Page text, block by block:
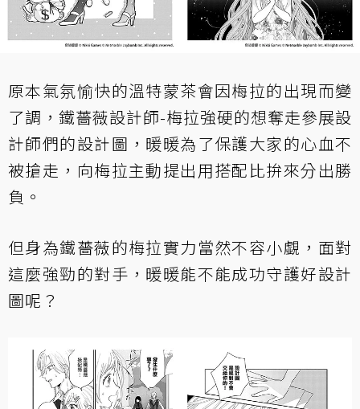
原本氣氛愉快的溫特蒙茶會因梅拉的出現而變
了調，鐵薔薇設計師-梅拉強硬的想奪走參展設
計師們的設計圖，暖暖為了保護大家的心血不
被搶走，向梅拉主動提出用搭配比拚來分出勝
負。
但身為鐵薔薇的梅拉實力當然不容小覷，面對
這麼強勁的對手，暖暖能不能成功守護好設計
圖呢？